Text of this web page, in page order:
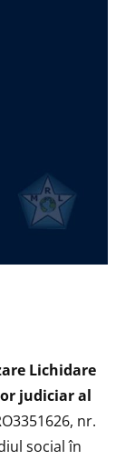
Lichidare
judiciar al
nr.
social în